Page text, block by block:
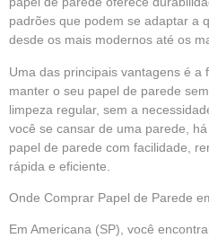
padrões que podem se adaptar a
desde os mais modernos até os
Uma das principais vantagens é a
manter o seu papel de parede
limpeza regular, sem a
você se cansar de uma parede,
papel de parede com facilidade,
rápida e eficiente.
Onde Comprar Papel de Parede
Em Americana (SP), você